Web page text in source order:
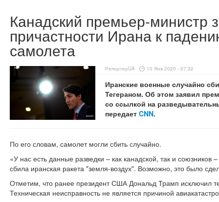
Канадский премьер-министр
причастности Ирана к
самолета
РепортерUA 10 Янв 2020 - 07:32
Иранские военные случайно
Тегераном. Об этом заявил
со ссылкой на
передает CNN.
По его словам, самолет могли сбить случайно.
«У нас есть данные разведки – как канадской, так и союзников
сбила иранская ракета "земля-воздух". Возможно, это было
Отметим, что ранее президент США Дональд Трамп исключил
Техническая неисправность не является причиной